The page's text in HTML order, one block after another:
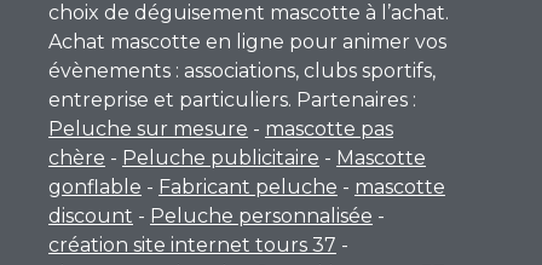
choix de déguisement mascotte à l’achat.
Achat mascotte en ligne pour animer vos
évènements : associations, clubs sportifs,
entreprise et particuliers. Partenaires :
Peluche sur mesure - mascotte pas
chère - Peluche publicitaire - Mascotte
gonflable - Fabricant peluche - mascotte
discount - Peluche personnalisée -
création site internet tours 37 -